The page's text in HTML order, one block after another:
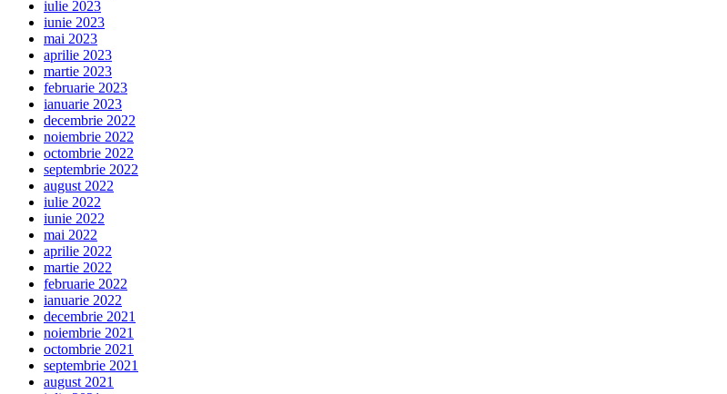
iulie 2023
iunie 2023
mai 2023
aprilie 2023
martie 2023
februarie 2023
ianuarie 2023
decembrie 2022
noiembrie 2022
octombrie 2022
septembrie 2022
august 2022
iulie 2022
iunie 2022
mai 2022
aprilie 2022
martie 2022
februarie 2022
ianuarie 2022
decembrie 2021
noiembrie 2021
octombrie 2021
septembrie 2021
august 2021